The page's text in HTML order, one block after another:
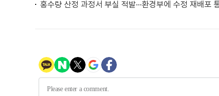
홍수량 산정 과정서 부실 적발···환경부에 수정 재배포